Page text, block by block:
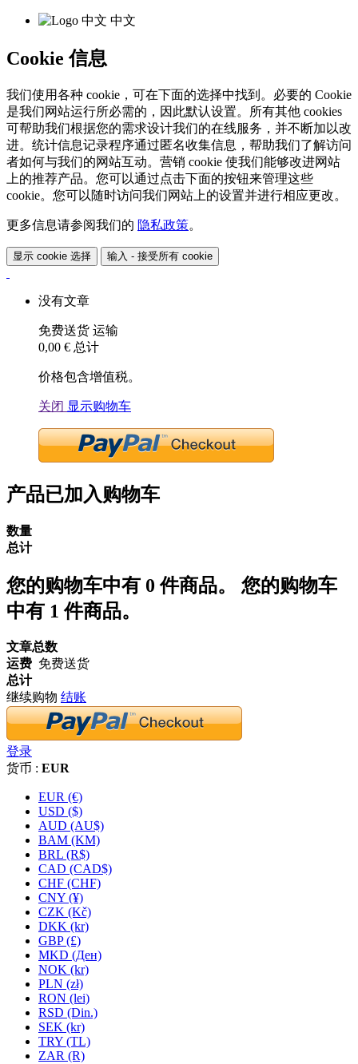
中文
Cookie 信息
我们使用各种 cookie，可在下面的选择中找到。必要的 Cookie
是我们网站运行所必需的，因此默认设置。所有其他 cookies
可帮助我们根据您的需求设计我们的在线服务，并不断加以改
进。统计信息记录程序通过匿名收集信息，帮助我们了解访问
者如何与我们的网站互动。营销 cookie 使我们能够改进网站
上的推荐产品。您可以通过点击下面的按钮来管理这些
cookie。您可以随时访问我们网站上的设置并进行相应更改。
更多信息请参阅我们的 隐私政策。
显示 cookie 选择 输入 - 接受所有 cookie
没有文章
免费送货 运输
0,00 € 总计
价格包含增值税。
关闭 显示购物车
产品已加入购物车
数量
总计
您的购物车中有 0 件商品。 您的购物车
中有 1 件商品。
文章总数
运费 免费送货
总计
继续购物 结账
登录
货币 : EUR
EUR (€)
USD ($)
AUD (AU$)
BAM (KM)
BRL (R$)
CAD (CAD$)
CHF (CHF)
CNY (¥)
CZK (Kč)
DKK (kr)
GBP (£)
MKD (Ден)
NOK (kr)
PLN (zł)
RON (lei)
RSD (Din.)
SEK (kr)
TRY (TL)
ZAR (R)